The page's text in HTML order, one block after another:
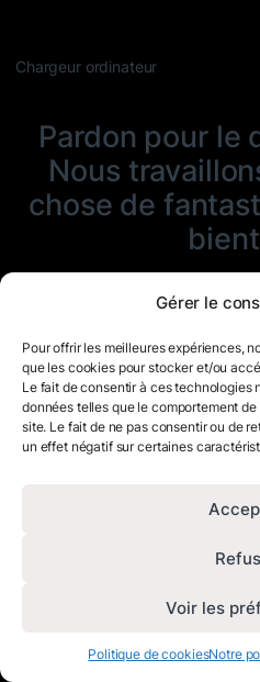
Gérer le
Pour offrir les meilleures expériences,
que les cookies pour stocker et/ou
Le fait de consentir à ces technologies
données telles que le comportement
site. Le fait de ne pas consentir ou de
un effet négatif sur certaines
Voir les
Politique de cookiesNotre
Chargeur ordinateur
Pardon pour le
Nous
chose de